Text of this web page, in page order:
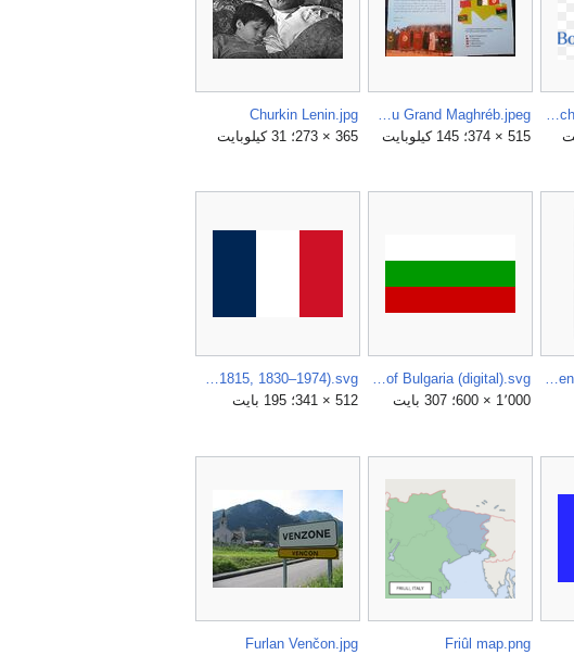
515 × 374؛ 145 كيلوبايت
Churkin Lenin.jpg
365 × 273؛ 31 كيلوبايت
Fachada del Ateneo de Madrid01.JPG
Flag of Bulgaria (digital).svg
1٬000 × 600؛ 307 بايت
Flag of France (1794–1815, 1830–1974).svg
512 × 341؛ 195 بايت
Friûl map.png
Furlan Venčon.jpg